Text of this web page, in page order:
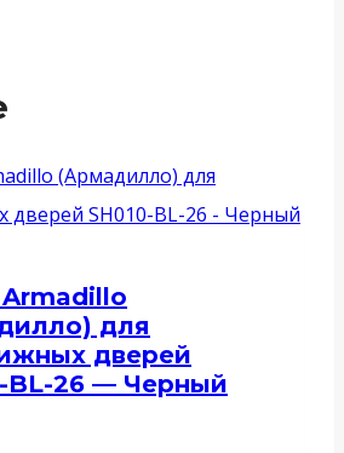
Armadillo
для
дверей
BL-26 — Черный